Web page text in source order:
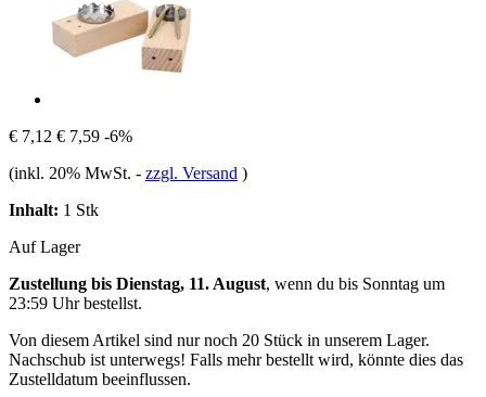
€ 7,12 € 7,59 -6%
(inkl. 20% MwSt. - zzgl. Versand )
Inhalt: 1 Stk
Auf Lager
Zustellung bis Dienstag, 11. August, wenn du bis Sonntag um
23:59 Uhrbestellst.
Von diesem Artikel sind nur noch 20 Stück in unserem Lager.
Nachschub ist unterwegs! Falls mehr bestellt wird, könnte dies das
Zustelldatum beeinflussen.